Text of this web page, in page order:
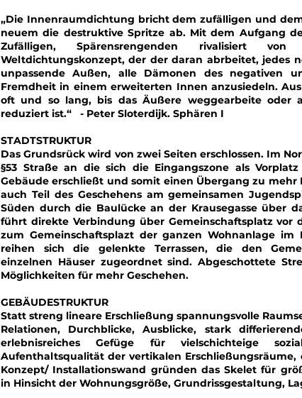
„Die Innenraumdichtung bricht dem zufälligen und
neuem die destruktive Spritze ab. Mit dem Aufgang
Zufälligen, Spärensrengenden rivalisiert
Weltdichtungskonzept, der der daran abrbeitet, jedes
unpassende Außen, alle Dämonen des negativen
Fremdheit in einem erweiterten Innen anzusiedeln.
oft und so lang, bis das Äußere weggearbeite oder
reduziert ist.“ - Peter Sloterdijk. Sphären I
STADTSTRUKTUR
Das Grundsrück wird von zwei Seiten erschlossen. Im
§53 Straße an die sich die Eingangszone als
Gebäude erschließt und somit einen Übergang zu
auch Teil des Geschehens am gemeinsamen
Süden durch die Baulücke an der Krausegasse über
führt direkte Verbindung über Gemeinschaftsplatz vor
zum Gemeinschaftsplazt der ganzen Wohnanlage im
reihen sich die gelenkte Terrassen, die den
einzelnen Häuser zugeordnet sind. Abgeschottete
Möglichkeiten für mehr Geschehen.
GEBÄUDESTRUKTUR
Statt streng lineare Erschließung spannungsvolle
Relationen, Durchblicke, Ausblicke, stark
erlebnisreiches Gefüge für vielschichteige
Aufenthaltsqualität der vertikalen Erschließungsräume,
Konzept/ Installationswand gründen das Skelet für
in Hinsicht der Wohnungsgröße, Grundrissgestaltung,